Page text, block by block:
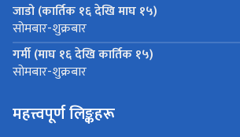
जाडो (कार्तिक १६ देखि माघ १५)
सोमबार-शुक्रबार
गर्मी (माघ १६ देखि कार्तिक १५)
सोमबार-शुक्रबार
महत्त्वपूर्ण लिङ्कहरू